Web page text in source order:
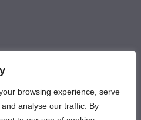
browsing experience, serve
analyse our traffic. By
of the network